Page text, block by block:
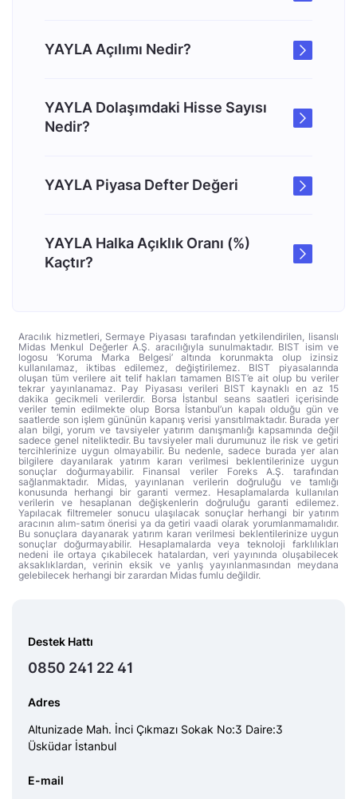
YAYLA Açılımı Nedir?
YAYLA Dolaşımdaki Hisse Sayısı
Nedir?
YAYLA Piyasa Defter Değeri
YAYLA Halka Açıklık Oranı (%)
Kaçtır?
Aracılık hizmetleri, Sermaye Piyasası tarafından yetkilendirilen, lisanslı
Midas Menkul Değerler A.Ş. aracılığıyla sunulmaktadır. BIST isim ve
logosu ‘Koruma Marka Belgesi’ altında korunmakta olup izinsiz
kullanılamaz, iktibas edilemez, değiştirilemez. BIST piyasalarında
oluşan tüm verilere ait telif hakları tamamen BIST’e ait olup bu veriler
tekrar yayınlanamaz. Pay Piyasası verileri BIST kaynaklı en az 15
dakika gecikmeli verilerdir. Borsa İstanbul seans saatleri içerisinde
veriler temin edilmekte olup Borsa İstanbul’un kapalı olduğu gün ve
saatlerde son işlem gününün kapanış verisi yansıtılmaktadır. Burada yer
alan bilgi, yorum ve tavsiyeler yatırım danışmanlığı kapsamında değil
sadece genel niteliktedir. Bu tavsiyeler mali durumunuz ile risk ve getiri
tercihlerinize uygun olmayabilir. Bu nedenle, sadece burada yer alan
bilgilere dayanılarak yatırım kararı verilmesi beklentilerinize uygun
sonuçlar doğurmayabilir. Finansal veriler Foreks A.Ş. tarafından
sağlanmaktadır. Midas, yayınlanan verilerin doğruluğu ve tamlığı
konusunda herhangi bir garanti vermez. Hesaplamalarda kullanılan
verilerin ve hesaplanan değişkenlerin doğruluğu garanti edilemez.
Yapılacak filtremeler sonucu ulaşılacak sonuçlar herhangi bir yatırım
aracının alım-satım önerisi ya da getiri vaadi olarak yorumlanmamalıdır.
Bu sonuçlara dayanarak yatırım kararı verilmesi beklentilerinize uygun
sonuçlar doğurmayabilir. Hesaplamalarda veya teknoloji farklılıkları
nedeni ile ortaya çıkabilecek hatalardan, veri yayınında oluşabilecek
aksaklıklardan, verinin eksik ve yanlış yayınlanmasından meydana
gelebilecek herhangi bir zarardan Midas fumlu değildir.
Destek Hattı
0850 241 22 41
Adres
Altunizade Mah. İnci Çıkmazı Sokak No:3 Daire:3
Üsküdar İstanbul
E-mail